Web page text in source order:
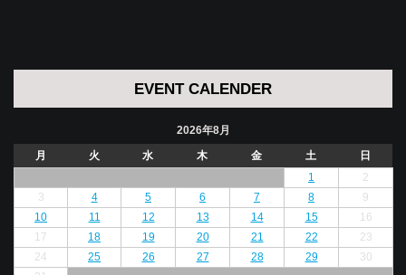
EVENT CALENDER
2026年8月
月
火 水 木 金 土
日
1
2
3
4 5 6 7 8
9
10
11 12 13 14 15
16
17
18 19 20 21 22
23
24
25 26 27 28 29
30